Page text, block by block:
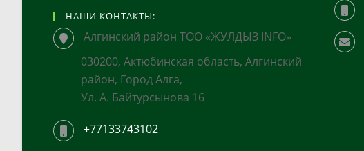
НАШИ КОНТАКТЫ:
Алгинский район ТОО «ЖУЛДЫЗ INFO»
030200, Актюбинская область, Алгинский
район, Город Алга,
Ул. А. Байтурсынова 16
+77133743102